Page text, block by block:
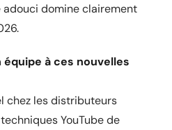
adouci domine clairement
à ces nouvelles
chez les distributeurs
YouTube de